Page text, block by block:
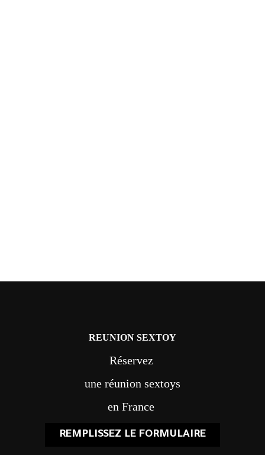
REUNION SEXTOY
Réservez
une réunion sextoys
en France
REMPLISSEZ LE FORMULAIRE